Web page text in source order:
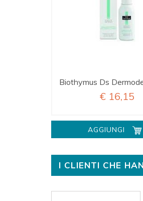
Biothymus Ds
€ 16,15
AGGIUNGI
I CLIENTI CHE